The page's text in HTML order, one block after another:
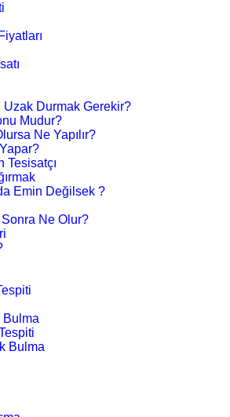
Uzak Durmak Gerekir?
Mudur?
Ne Yapılır?
Tesisatçı
Emin Değilsek ?
Ne Olur?
Bulma
Bulma